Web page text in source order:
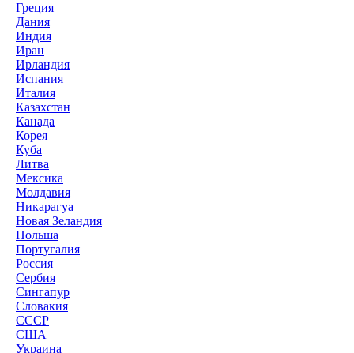
Греция
Дания
Индия
Иран
Ирландия
Испания
Италия
Казахстан
Канада
Корея
Куба
Литва
Мексика
Молдавия
Никарагуа
Новая Зеландия
Польша
Португалия
Россия
Сербия
Сингапур
Словакия
СССР
США
Украина